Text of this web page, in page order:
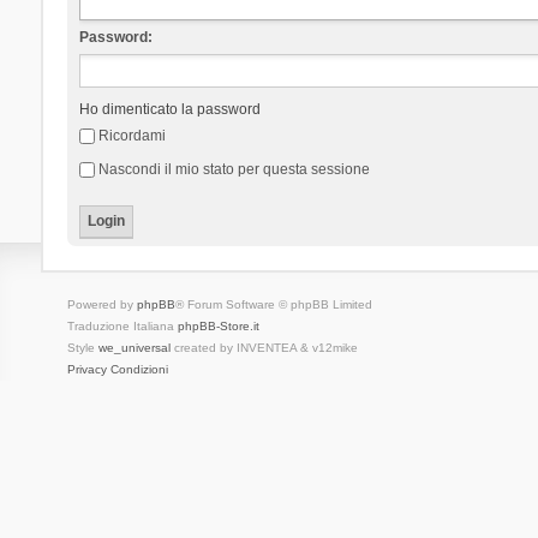
Password:
Ho dimenticato la password
Ricordami
Nascondi il mio stato per questa sessione
Powered by phpBB® Forum Software © phpBB Limited
Traduzione Italiana phpBB-Store.it
Style we_universalcreated by INVENTEA & v12mike
Privacy Condizioni